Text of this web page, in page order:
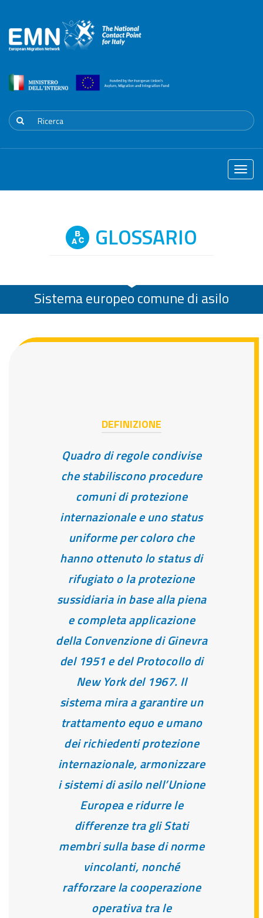
Toggle
GLOSSARIO
Sistema europeo comune di asilo
DEFINIZIONE
Quadro di regole condivise
che stabiliscono procedure
comuni di protezione
internazionale e uno status
uniforme per coloro che
hanno ottenuto lo status di
rifugiato o la protezione
sussidiaria in base alla piena
e completa applicazione
della Convenzione di Ginevra
del 1951 e del Protocollo di
New York del 1967. Il
sistema mira a garantire un
trattamento equo e umano
dei richiedenti protezione
internazionale, armonizzare
i sistemi di asilo nell’Unione
Europea e ridurre le
differenze tra gli Stati
membri sulla base di norme
vincolanti, nonché
rafforzare la cooperazione
operativa tra le